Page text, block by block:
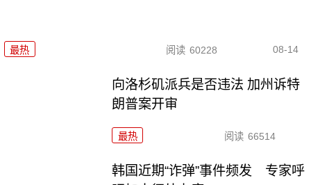
最热 阅读 60228 08-14
向洛杉矶派兵是否违法 加州诉特
朗普案开审
最热 阅读 66514
韩国近期“诈弹”事件频发 专家呼